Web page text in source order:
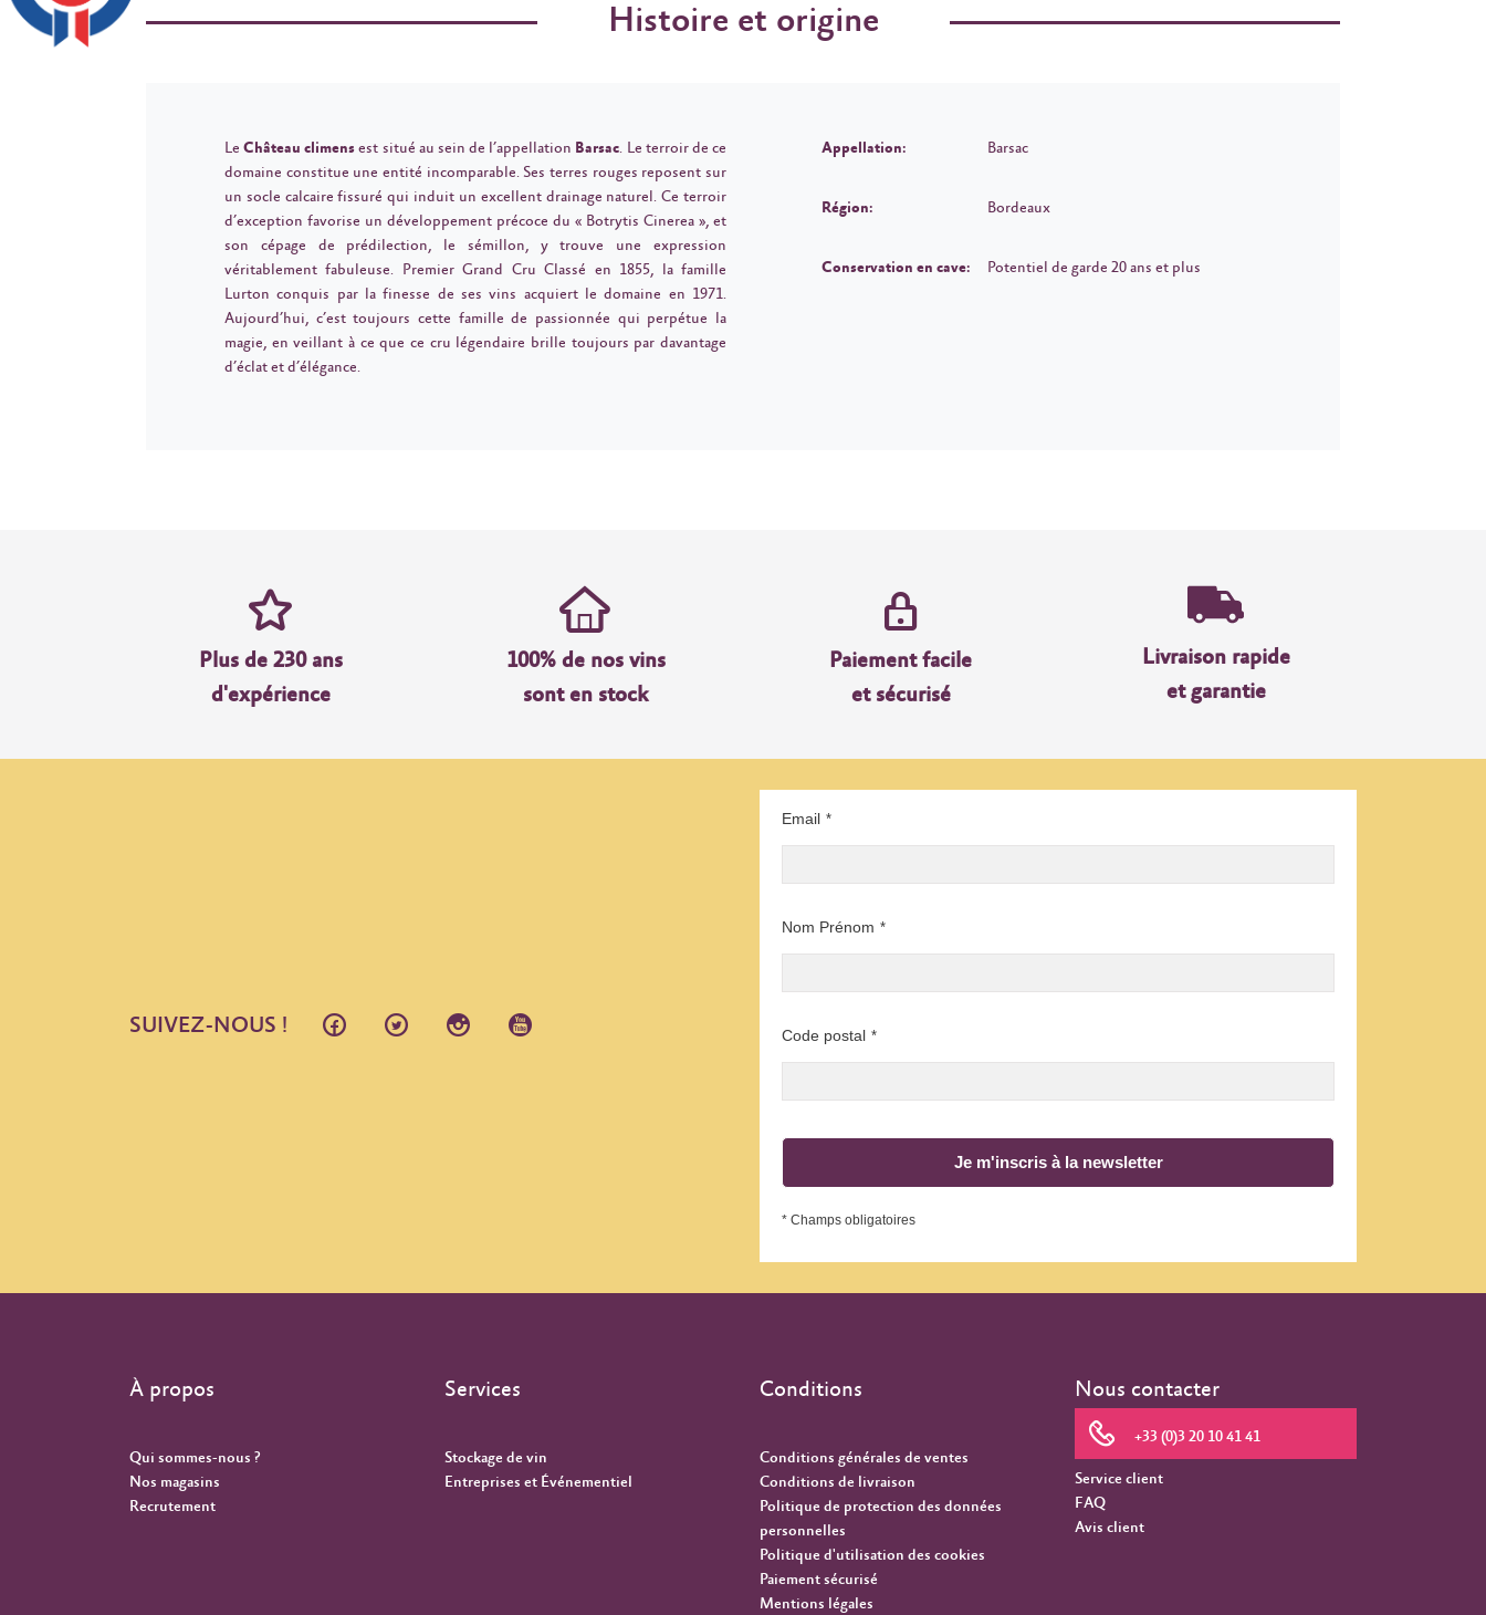
Histoire et origine
Le Château climensest situé au sein de l’appellation Barsac. Le terroir de ce
domaine constitue une entité incomparable. Ses terres rouges reposent sur
un socle calcaire fissuré qui induit un excellent drainage naturel. Ce terroir
d’exception favorise un développement précoce du « Botrytis Cinerea », et
son cépage de prédilection, le sémillon, y trouve une expression
véritablement fabuleuse. Premier Grand Cru Classé en 1855, la famille
Lurton conquis par la finesse de ses vins acquiert le domaine en 1971.
Aujourd’hui, c’est toujours cette famille de passionnée qui perpétue la
magie, en veillant à ce que ce cru légendaire brille toujours par davantage
d’éclat et d’élégance.
Appellation: Barsac
Région: Bordeaux
Conservation en cave: Potentiel de garde 20 ans et plus
Plus de 230 ans
d'expérience
100% de nos vins
sont en stock
Paiement facile
et sécurisé
Livraison rapide
et garantie
SUIVEZ-NOUS !
Email *
Nom Prénom *
Code postal *
Je m'inscris à la newsletter
* Champs obligatoires
À propos
Qui sommes-nous ?
Nos magasins
Recrutement
Services
Stockage de vin
Entreprises et Événementiel
Conditions
Conditions générales de ventes
Conditions de livraison
Politique de protection des données
personnelles
Politique d'utilisation des cookies
Paiement sécurisé
Mentions légales
Nous contacter
+33 (0)3 20 10 41 41
Service client
FAQ
Avis client